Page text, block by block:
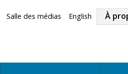
Salle des médias English À